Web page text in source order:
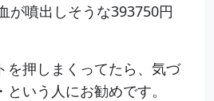
が噴出しそうな393750円
を押しまくってたら、気づ
いう人にお勧めです。